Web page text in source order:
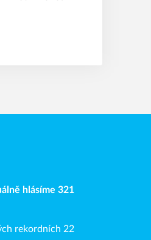
hlásíme 321
rekordních 22